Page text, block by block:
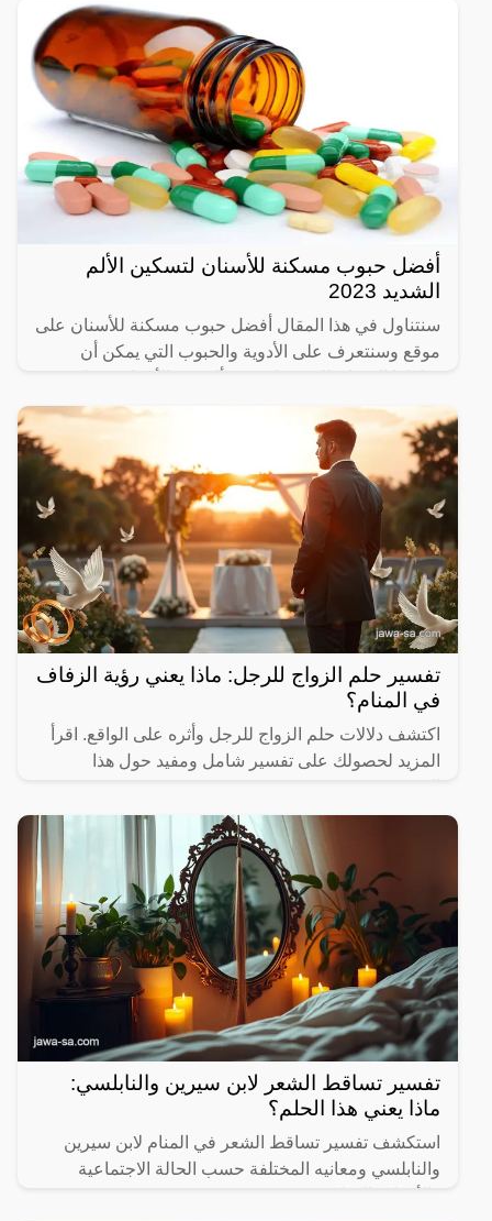
أفضل حبوب مسكنة للأسنان لتسكين الألم
الشديد 2023
سنتناول في هذا المقال أفضل حبوب مسكنة للأسنان على
موقع وسنتعرف على الأدوية والحبوب التي يمكن أن
المسكنات
تفسير حلم الزواج للرجل: ماذا يعني رؤية الزفاف
في المنام؟
اكتشف دلالات حلم الزواج للرجل وأثره على الواقع. اقرأ
المزيد لحصولك على تفسير شامل ومفيد حول هذا
تفسير تساقط الشعر لابن سيرين والنابلسي:
ماذا يعني هذا الحلم؟
استكشف تفسير تساقط الشعر في المنام لابن سيرين
والنابلسي ومعانيه المختلفة حسب الحالة الاجتماعية